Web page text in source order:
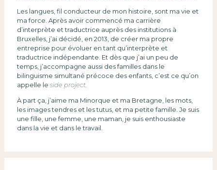
Les langues, fil conducteur de mon histoire, sont ma vie et
ma force. Après avoir commencé ma carrière
d’interprète et traductrice auprès des institutions à
Bruxelles, j’ai décidé, en 2013, de créer ma propre
entreprise pour évoluer en tant qu’interprète et
traductrice indépendante. Et dès que j’ai un peu de
temps, j’accompagne aussi des familles dans le
bilinguisme simultané précoce des enfants, c’est ce qu’on
appelle le side project.
À part ça, j’aime ma Minorque et ma Bretagne, les mots,
les images tendres et les tutus, et ma petite famille. Je suis
une fille, une femme, une maman, je suis enthousiaste
dans la vie et dans le travail.